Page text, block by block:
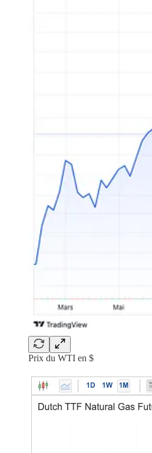
Prix du WTI en $